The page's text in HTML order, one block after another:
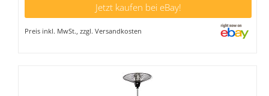
Jetzt kaufen bei eBay!
Preis inkl. MwSt., zzgl. Versandkosten